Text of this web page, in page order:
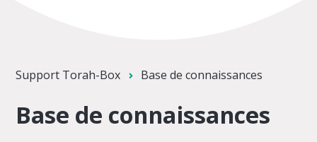
Support Torah-Box Base de connaissances
Base de connaissances